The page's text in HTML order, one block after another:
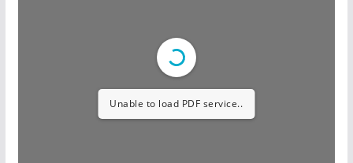
Unable to load PDF service..